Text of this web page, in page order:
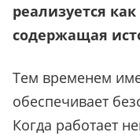
реализуется
содержащая
Тем временем
обеспечивает
Когда работает